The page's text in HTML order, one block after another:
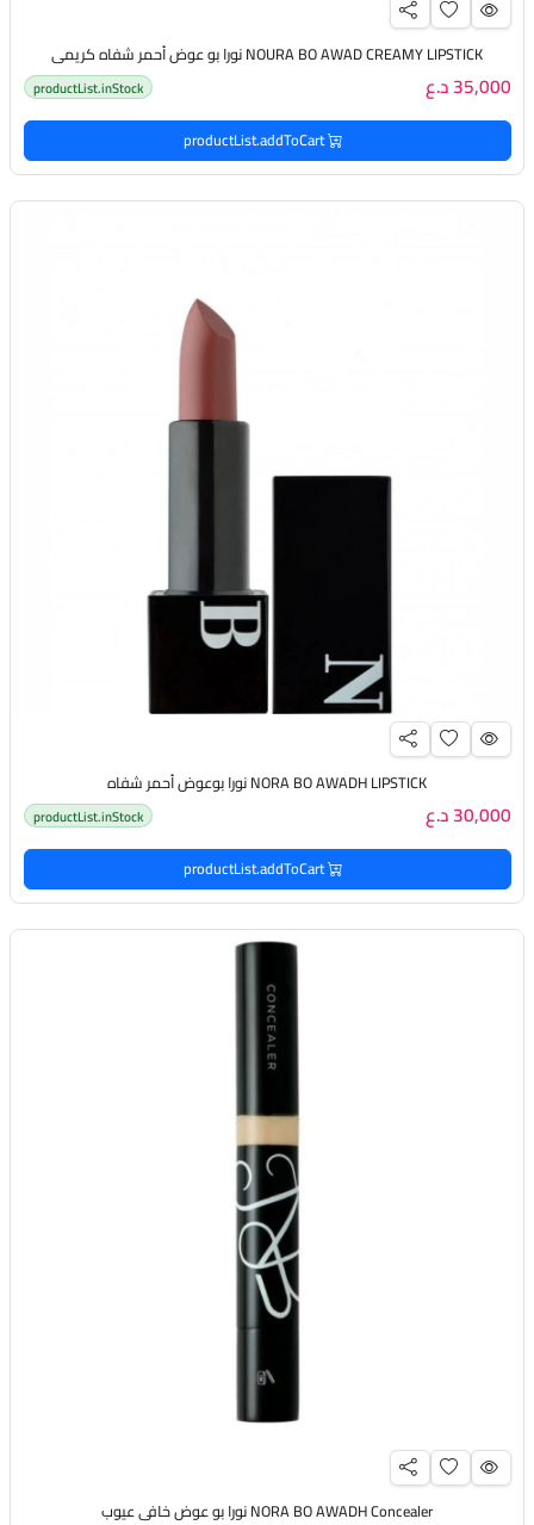
NOURA BO AWAD CREAMY LIPSTICK نورا بو عوض أحمر شفاه كريمي
35,000 د.ع productList.inStock
productList.addToCart
NORA BO AWADH LIPSTICK نورا بوعوض أحمر شفاه
30,000 د.ع productList.inStock
productList.addToCart
NORA BO AWADH Concealer نورا بو عوض خافي عيوب